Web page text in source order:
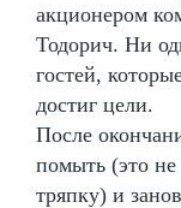
акционером
Тодорич. Ни
гостей,
достиг цели.
После
помыть (это
тряпку) и